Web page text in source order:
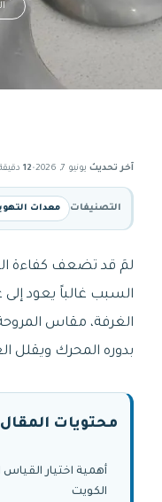
آخر تحديث يونيو 7, 2026 •
12
التصنيفات معدات
لمَ قد تضعف كفاءة
السبب غالباً يعود
الغرفة، مقاس
بدوره المحرك ويقلل
محتويات المقال
أهمية اختيار
الكويت